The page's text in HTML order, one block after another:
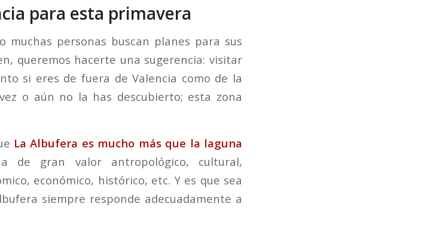
para esta primavera
personas buscan planes para sus
queremos hacerte una sugerencia: visitar
si eres de fuera de Valencia como de la
o aún no la has descubierto; esta zona
La Albufera es mucho más que la laguna
de gran valor antropológico, cultural,
económico, histórico, etc. Y es que sea
siempre responde adecuadamente a